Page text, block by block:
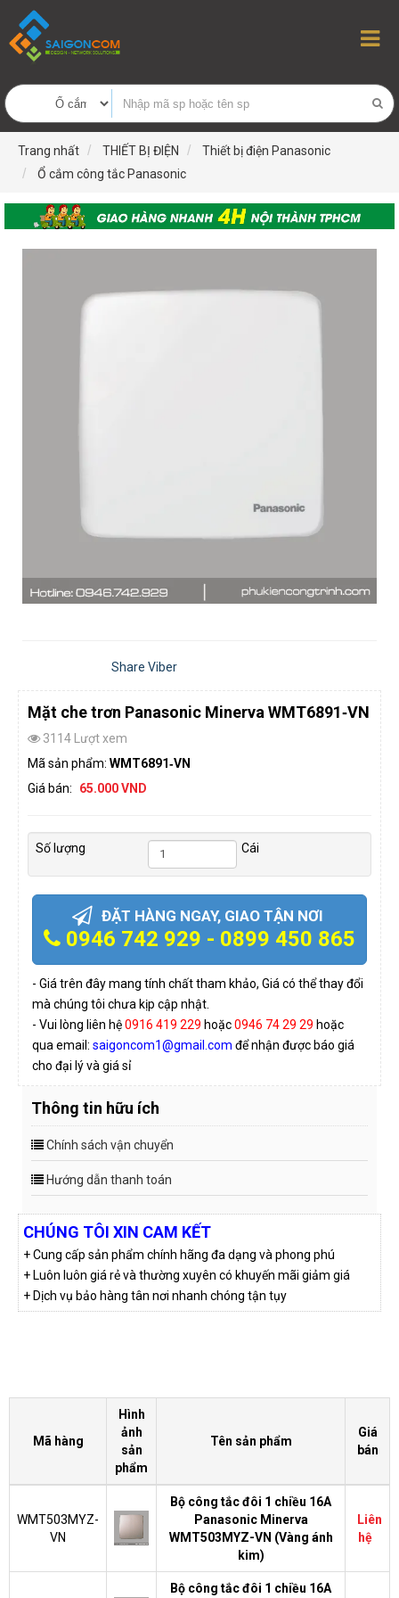
Trang nhất THIẾT BỊ ĐIỆN
Thiết bị điện Panasonic
Ổ cắm công tắc Panasonic
Share Viber
Mặt che trơn Panasonic Minerva WMT6891‑VN
3114 Lượt xem
Mã sản phẩm: WMT6891‑VN
Giá bán:
65.000 VND
Số lượng Cái
ĐẶT HÀNG NGAY, GIAO TẬN NƠI
0946 742 929 - 0899 450 865
- Giá trên đây mang tính chất tham khảo, Giá có thể thay đổi
mà chúng tôi chưa kịp cập nhật.
- Vui lòng liên hệ0916 419 229 hoặc0946 74 29 29 hoặc
qua email: saigoncom1@gmail.com để nhận được báo giá
cho đại lý và giá sỉ
Thông tin hữu ích
Chính sách vận chuyển
Hướng dẫn thanh toán
CHÚNG TÔI XIN CAM KẾT
+ Cung cấp sản phẩm chính hãng đa dạng và phong phú
+ Luôn luôn giá rẻ và thường xuyên có khuyến mãi giảm giá
+ Dịch vụ bảo hàng tân nơi nhanh chóng tận tụy
Mã hàng
Hình
ảnh
sản
phẩm
Tên sản phẩm
Giá
bán
WMT503MYZ-
VN
Bộ công tắc đôi 1 chiều 16A
Panasonic Minerva
WMT503MYZ-VN (Vàng ánh
kim)
Liên
hệ
Bộ công tắc đôi 1 chiều 16A